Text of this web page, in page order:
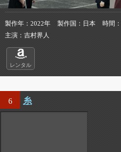
製作年 2022年 製作国 日本 時間
主演
吉村界人
レンタル
6 糸